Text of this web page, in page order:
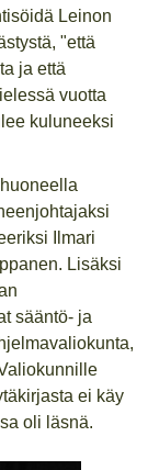
Leinon
"että
ja että
vuotta
kuluneeksi
Ilmari
Lisäksi
sääntö- ja
ei käy
oli läsnä.